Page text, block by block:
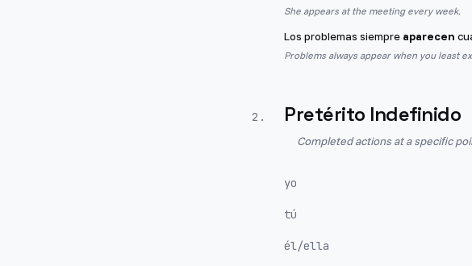
She appears at the meeting every week.
Los problemas siempre aparecen
Problems always appear when you least
2 . Pretérito Indefinido
Completed actions at a specific
yo
tú
él/ella